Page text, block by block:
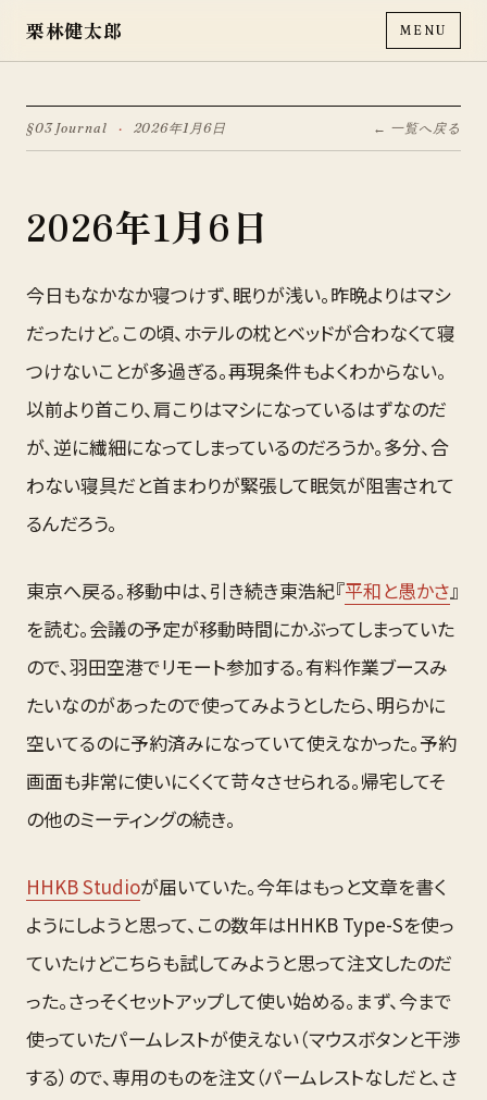
栗林健太郎 MENU
§03 Journal · 2026年1月6日 ← 一覧へ戻る
2026年1月6日
今日もなかなか寝つけず、眠りが浅い。昨晩よりはマシ
だったけど。この頃、ホテルの枕とベッドが合わなくて寝
つけないことが多過ぎる。再現条件もよくわからない。
以前より首こり、肩こりはマシになっているはずなのだ
が、逆に繊細になってしまっているのだろうか。多分、合
わない寝具だと首まわりが緊張して眠気が阻害されて
るんだろう。
東京へ戻る。移動中は、引き続き東浩紀『平和と愚かさ』
を読む。会議の予定が移動時間にかぶってしまっていた
ので、羽田空港でリモート参加する。有料作業ブースみ
たいなのがあったので使ってみようとしたら、明らかに
空いてるのに予約済みになっていて使えなかった。予約
画面も非常に使いにくくて苛々させられる。帰宅してそ
の他のミーティングの続き。
HHKB Studioが届いていた。今年はもっと文章を書く
ようにしようと思って、この数年はHHKB Type-Sを使っ
ていたけどこちらも試してみようと思って注文したのだ
った。さっそくセットアップして使い始める。まず、今まで
使っていたパームレストが使えない（マウスボタンと干渉
する）ので、専用のものを注文（パームレストなしだと、さ